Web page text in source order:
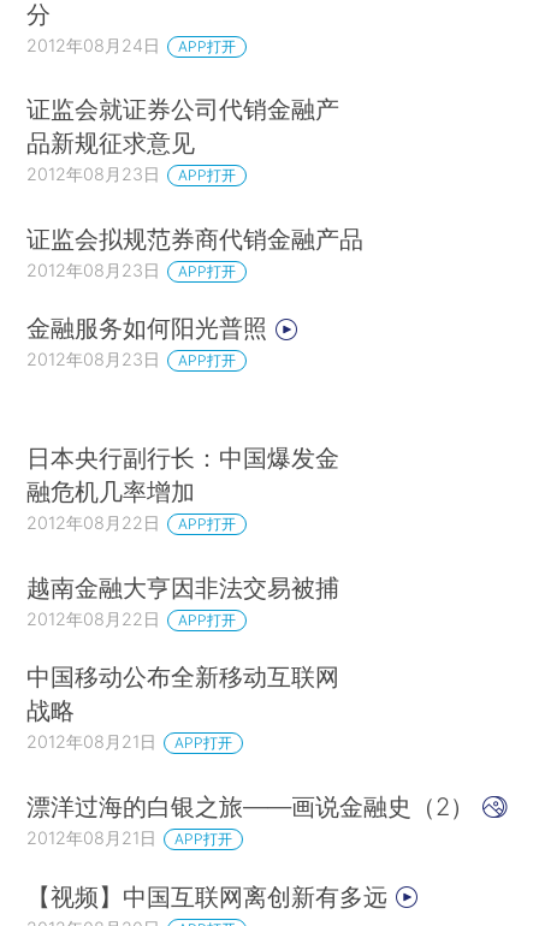
分
2012年08月24日 APP打开
证监会就证券公司代销金融产
品新规征求意见
2012年08月23日 APP打开
证监会拟规范券商代销金融产品
2012年08月23日 APP打开
金融服务如何阳光普照
2012年08月23日 APP打开
日本央行副行长：中国爆发金
融危机几率增加
2012年08月22日 APP打开
越南金融大亨因非法交易被捕
2012年08月22日 APP打开
中国移动公布全新移动互联网
战略
2012年08月21日 APP打开
漂洋过海的白银之旅——画说金融史（2）
2012年08月21日 APP打开
【视频】中国互联网离创新有多远